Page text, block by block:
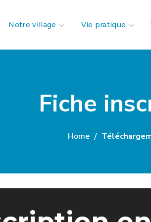
Notre village Vie pratique
Fiche
Home